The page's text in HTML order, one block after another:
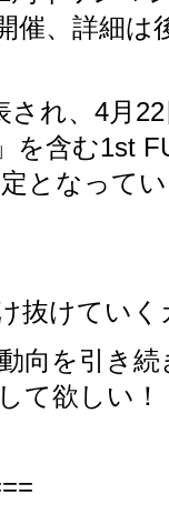
催、詳細は
され、4月
を含む1st
となって
抜けてい
向を引き
て欲しい！